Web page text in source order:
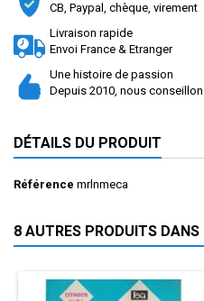
CB, Paypal, chèque, virement
Livraison rapide
Envoi France & Etranger
Une histoire de passion
Depuis 2010, nous
DÉTAILS DU PRODUIT
Référence mrlnmeca
8 AUTRES PRODUITS